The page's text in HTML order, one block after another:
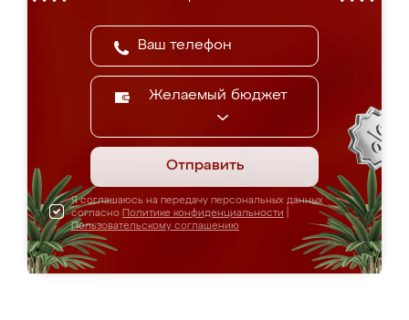
Желаемый бюджет
Отправить
Я соглашаюсь на передачу персональных данных
согласно Политике конфиденциальности
Пользовательскому соглашению